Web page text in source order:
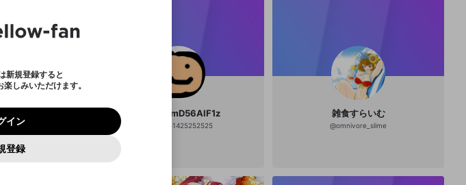
削除しますか？
はい
VsAl0GmD56AlF1z
1414141425252525
雑食すらいむ
@omnivore_slime
追加しますか？
はい
追加しますか？
OK
は終了しました
ビスです。
選択
トがありません
足しています
リシーが更新されました。
更後の内容をご確認いただ
ました。
シーを確認しました。
ました
たは
JAPAN
インアップ
たは
JAPAN
インイン
イン
こちら
か？アカウントを作成する
新規登録すると
しみいただけます。
イン
登録
力し、送信してください。
定する
メールアドレス
定用URLを記載
OKービスの向上を目的として
だくには、生年月の登録が
入力してください。
）が受信拒否設定に含まれて
力
限が切れたた
用規約に違反しているかどうか
機能をむやみに使用すること
をお持ちでない方
作成
ニティーサービスで、mellow-
に関してのお問い合わせには
の仕様変更により、限定コ
可能性がありますが、その際の補